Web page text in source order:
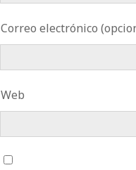
Correo electrónico
Web